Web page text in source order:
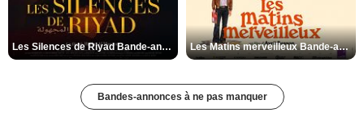
Les Silences de Riyad Bande-annonce VO STFR Les Matins merveilleux Bande-annonce VF
Bandes-annonces à ne pas manquer